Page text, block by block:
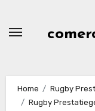
Home
Rugby
Rugby